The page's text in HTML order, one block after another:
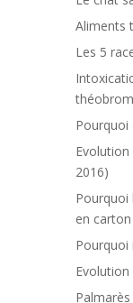
Aliments
Les 5
Pourquoi
Evolution
2016)
en carton
Pourquoi
Evolution